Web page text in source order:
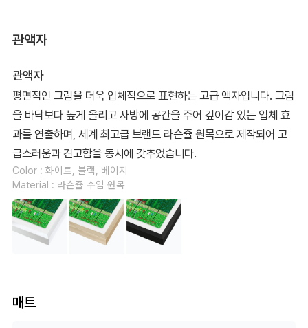
관액자
관액자
평면적인 그림을 더욱 입체적으로 표현하는 고급 액자입니다. 그림
을 바닥보다 높게 올리고 사방에 공간을 주어 깊이감 있는 입체 효
과를 연출하며, 세계 최고급 브랜드 라슨쥴 원목으로 제작되어 고
급스러움과 견고함을 동시에 갖추었습니다.
Color : 화이트, 블랙, 베이지
Material : 라슨쥴 수입 원목
매트